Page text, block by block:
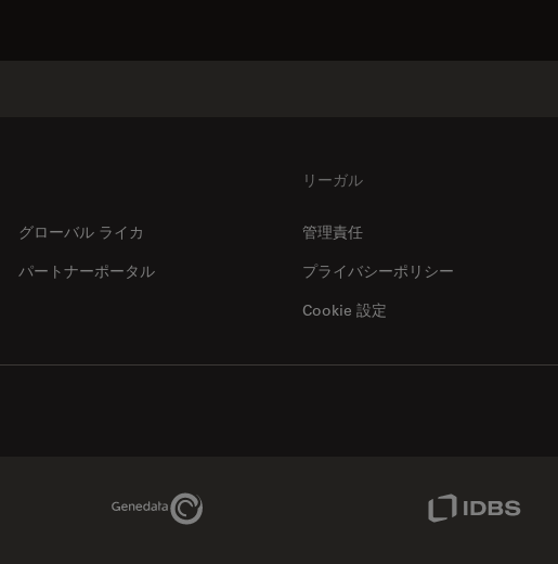
グローバル ライカ
パートナーポータル
リーガル
管理責任
プライバシーポリシー
Cookie 設定
Genedata Link IDBS Link